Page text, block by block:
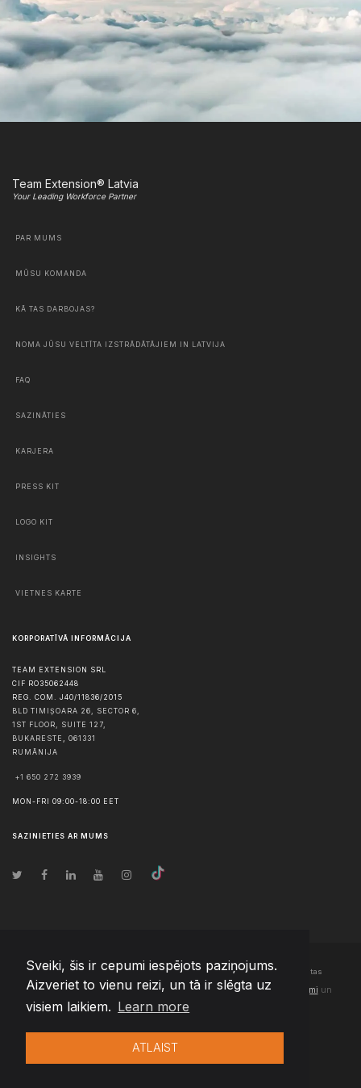
Sveiki, šis ir cepumi iespējots paziņojums.
Aizveriet to vienu reizi, un tā ir slēgta uz
visiem laikiem. Learn more
ATLAIST
Team Extension® Latvia
Your Leading Workforce Partner
PAR MUMS
MŪSU KOMANDA
KĀ TAS DARBOJAS?
NOMA JŪSU VELTĪTA IZSTRĀDĀTĀJIEM IN LATVIJA
FAQ
SAZINĀTIES
KARJERA
PRESS KIT
LOGO KIT
INSIGHTS
VIETNES KARTE
KORPORATĪVĀ INFORMĀCIJA
TEAM EXTENSION SRL
CIF RO35062448
REG. COM. J40/11836/2015
BLD TIMIȘOARA 26, SECTOR 6,
1ST FLOOR, SUITE 127,
BUKARESTE , 061331
RUMĀNIJA
+1 650 272 3939
MON-FRI 09:00-18:00 EET
SAZINIETIES AR MUMS
© Autortiesības2026 Team Extension Latvia- Visas tiesības aizsargātas
Changelog● Izmantojot šo vietni, jūs piekrītat mūsuLietošanas noteikumi un
Privātuma politika